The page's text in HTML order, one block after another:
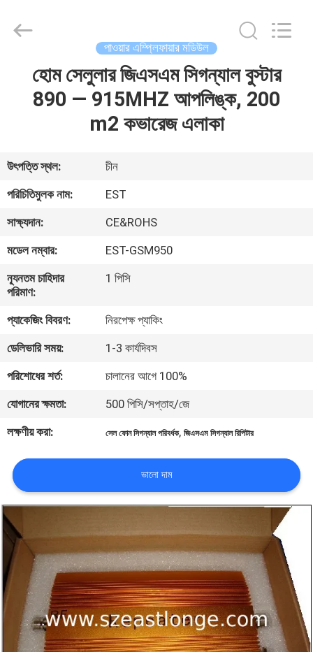
ভিডিও
সম্পর্কে
কারখানা
মান
নিয়ন্ত্রণ
যোগাযোগ
করুন
খবর
মামলা
উদ্ধৃতির
জন্য
আবেদন
ELECTRONICS(HK)
CO.,LTD.
পাওয়ার এম্প্লিফায়ার মডিউল
হোম সেলুলার জিএসএম সিগন্যাল বুস্টার
890 — 915MHZ আপলিঙ্ক, 200
m2 কভারেজ এলাকা
উৎপত্তি স্থল:
চীন
পরিচিতিমুলক নাম:
EST
সাক্ষ্যদান:
CE&ROHS
মডেল নম্বার:
EST-GSM950
ন্যূনতম চাহিদার
পরিমাণ:
1 পিসি
প্যাকেজিং বিবরণ:
নিরপেক্ষ প্যাকিং
ডেলিভারি সময়:
1-3 কার্যদিবস
পরিশোধের শর্ত:
চালানের আগে 100%
যোগানের ক্ষমতা:
500 পিসি/সপ্তাহ/জে
লক্ষণীয় করা:
সেল ফোন সিগন্যাল পরিবর্ধক,জিএসএম সিগন্যাল রিপিটার
ভালো দাম